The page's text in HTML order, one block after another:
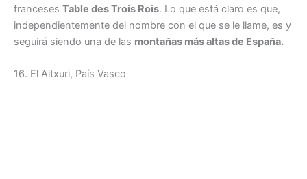
franceses Table des Trois Rois. Lo que está claro es que,
independientemente del nombre con el que se le llame, es y
seguirá siendo una de las montañas más altas de España.
16. El Aitxuri, País Vasco